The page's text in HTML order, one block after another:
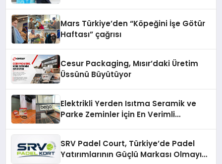
Mars Türkiye’den “Köpeğini İşe Götür
Haftası” çağrısı
Cesur Packaging, Mısır’daki Üretim
Üssünü Büyütüyor
Elektrikli Yerden Isıtma Seramik ve
Parke Zeminler İçin En Verimli
SRV Padel Court, Türkiye’de Padel
Yatırımlarının Güçlü Markası Olmayı